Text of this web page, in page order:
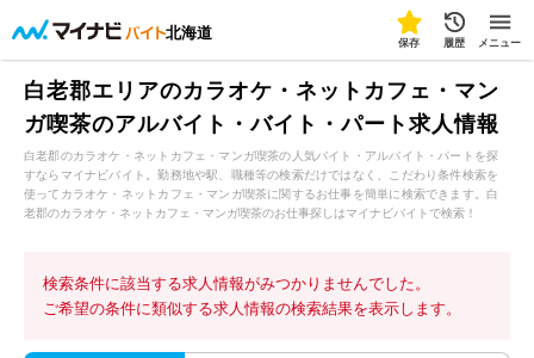
北海道
保存 履歴 メニュー
白老郡エリアのカラオケ・ネットカフェ・マン
ガ喫茶のアルバイト・バイト・パート求人情報
白老郡のカラオケ・ネットカフェ・マンガ喫茶の人気バイト・アルバイト・パートを探
すならマイナビバイト。勤務地や駅、職種等の検索だけではなく、こだわり条件検索を
使ってカラオケ・ネットカフェ・マンガ喫茶に関するお仕事を簡単に検索できます。白
老郡のカラオケ・ネットカフェ・マンガ喫茶のお仕事探しはマイナビバイトで検索！
検索条件に該当する求人情報がみつかりませんでした。
ご希望の条件に類似する求人情報の検索結果を表示します。